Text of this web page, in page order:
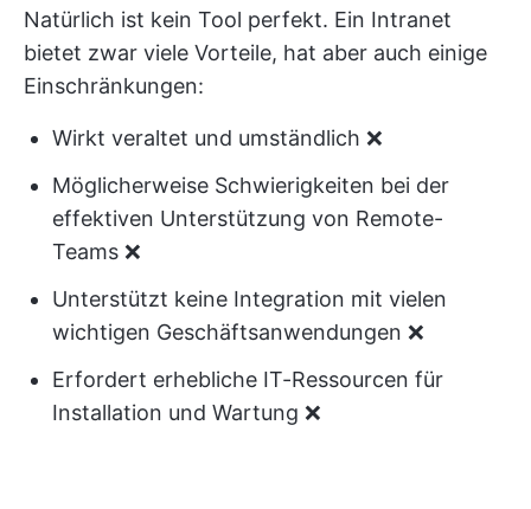
Natürlich ist kein Tool perfekt. Ein Intranet
bietet zwar viele Vorteile, hat aber auch einige
Einschränkungen:
Wirkt veraltet und umständlich ❌
Möglicherweise Schwierigkeiten bei der
effektiven Unterstützung von Remote-
Teams ❌
Unterstützt keine Integration mit vielen
wichtigen Geschäftsanwendungen ❌
Erfordert erhebliche IT-Ressourcen für
Installation und Wartung ❌